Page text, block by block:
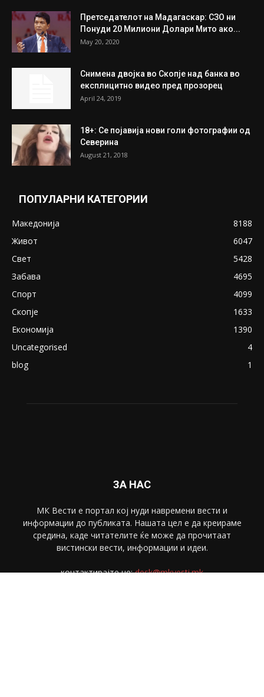
Претседателот на Мадагаскар: СЗО ни
Понуди 20 Милиони Долари Мито ако...
May 20, 2020
Снимена двојка во Скопје над банка во
експлицитно видео пред прозорец
April 24, 2019
18+: Се појавија нови голи фотографии од
Северина
August 21, 2018
ПОПУЛАРНИ КАТЕГОРИИ
Македонија
8188
Живот
6047
Свет
5428
Забава
4695
Спорт
4099
Скопје
1633
Економија
1390
Uncategorised
4
blog
1
ЗА НАС
МК Вести е портал коj нуди навремени вести и
информации до публиката. Нашата цел е да креираме
средина, каде читателите ќе може да прочитаат
вистински вести, информации и идеи.
контактирајте не:desk@mkvesti.mk